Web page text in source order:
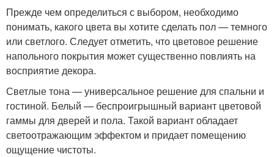
Прежде чем определиться с выбором, необходимо
понимать, какого цвета вы хотите сделать пол — темного
или светлого. Следует отметить, что цветовое решение
напольного покрытия может существенно повлиять на
восприятие декора.
Светлые тона — универсальное решение для спальни и
гостиной. Белый — беспроигрышный вариант цветовой
гаммы для дверей и пола. Такой вариант обладает
светоотражающим эффектом и придает помещению
ощущение чистоты.